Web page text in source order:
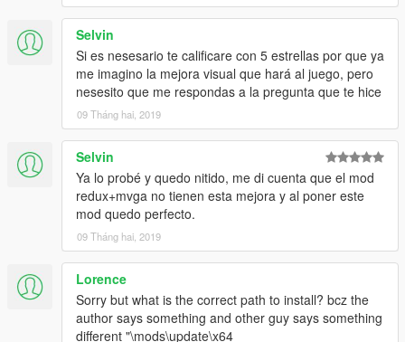
Selvin
Si es nesesario te calificare con 5 estrellas por que ya
me imagino la mejora visual que hará al juego, pero
nesesito que me respondas a la pregunta que te hice
09 Tháng hai, 2019
Selvin
Ya lo probé y quedo nitido, me di cuenta que el mod
redux+mvga no tienen esta mejora y al poner este
mod quedo perfecto.
09 Tháng hai, 2019
Lorence
Sorry but what is the correct path to install? bcz the
author says something and other guy says something
different "\mods\update\x64